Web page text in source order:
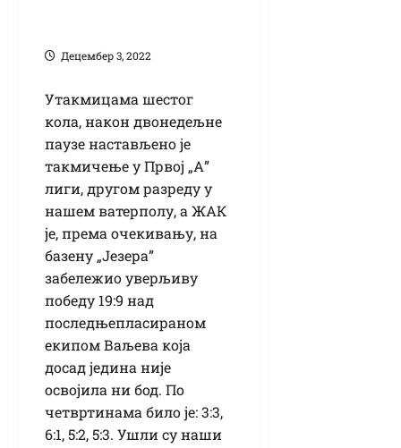
Децембер 3, 2022
Утакмицама шестог
кола, након двонедељне
паузе настављено је
такмичење у Првој „А”
лиги, другом разреду у
нашем ватерполу, а ЖАК
је, према очекивању, на
базену „Језера”
забележио уверљиву
победу 19:9 над
последњепласираном
екипом Ваљева која
досад једина није
освојила ни бод. По
четвртинама било је: 3:3,
6:1, 5:2, 5:3. Ушли су наши